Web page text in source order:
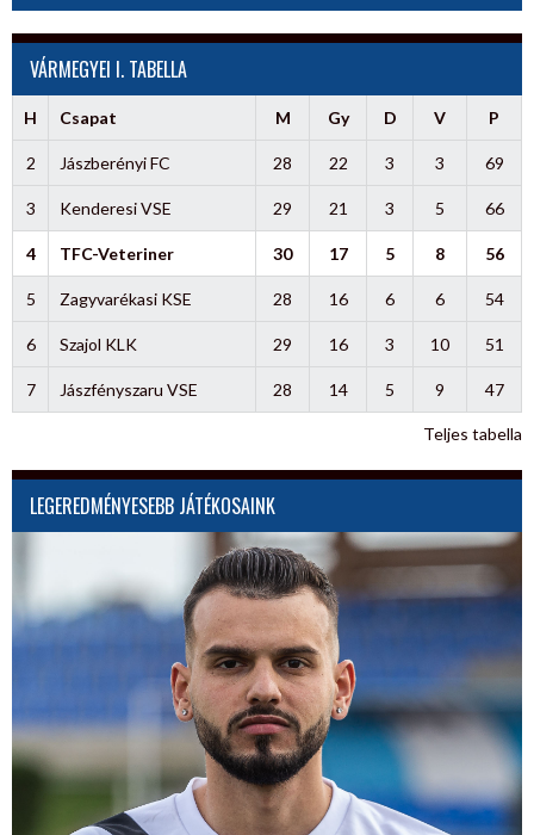
VÁRMEGYEI I. TABELLA
H Csapat M Gy D V P
2 Jászberényi FC 28 22 3 3 69
3 Kenderesi VSE 29 21 3 5 66
4 TFC-Veteriner 30 17 5 8 56
5 Zagyvarékasi KSE 28 16 6 6 54
6 Szajol KLK 29 16 3 10 51
7 Jászfényszaru VSE 28 14 5 9 47
Teljes tabella
LEGEREDMÉNYESEBB JÁTÉKOSAINK